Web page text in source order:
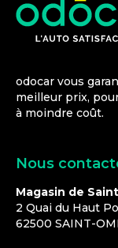
odocar vous
meilleur prix,
à moindre coût.
Nous
Magasin de
2 Quai du Haut
62500 SAINT-